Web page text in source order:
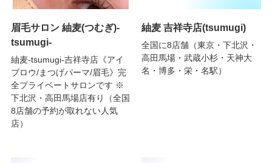
眉毛サロン 紬麦(つむぎ)-
tsumugi-
紬麦-tsumugi-吉祥寺店《アイ
ブロウ/まつげパーマ/眉毛》完
全プライベートサロンです ※
下北沢・高田馬場店有り（全国
8店舗の予約が取れない人気
店）
紬麦 吉祥寺店(tsumugi)
全国に8店舗（東京・下北沢・
高田馬場・武蔵小杉・天神大
名・博多・栄・名駅）